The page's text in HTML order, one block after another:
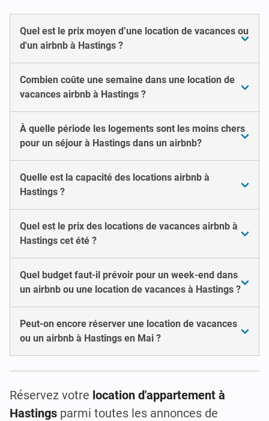
Quel est le prix moyen d’une location de vacances ou
d'un airbnb à Hastings ?
Combien coûte une semaine dans une location de
vacances airbnb à Hastings ?
À quelle période les logements sont les moins chers
pour un séjour à Hastings dans un airbnb?
Quelle est la capacité des locations airbnb à
Hastings ?
Quel est le prix des locations de vacances airbnb à
Hastings cet été ?
Quel budget faut-il prévoir pour un week-end dans
un airbnb ou une location de vacances à Hastings ?
Peut-on encore réserver une location de vacances
ou un airbnb à Hastings en Mai ?
Réservez votre location d'appartement à
Hastings parmi toutes les annonces de